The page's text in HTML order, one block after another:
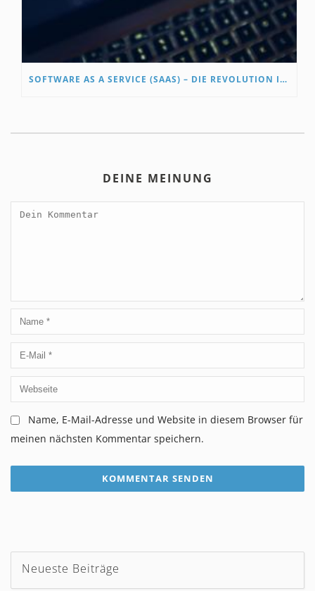
SOFTWARE AS A SERVICE (SAAS) – DIE REVOLUTION IN DER CLOUD-LANDSCHAFT
DEINE MEINUNG
Name, E-Mail-Adresse und Website in diesem Browser für
meinen nächsten Kommentar speichern.
Neueste Beiträge